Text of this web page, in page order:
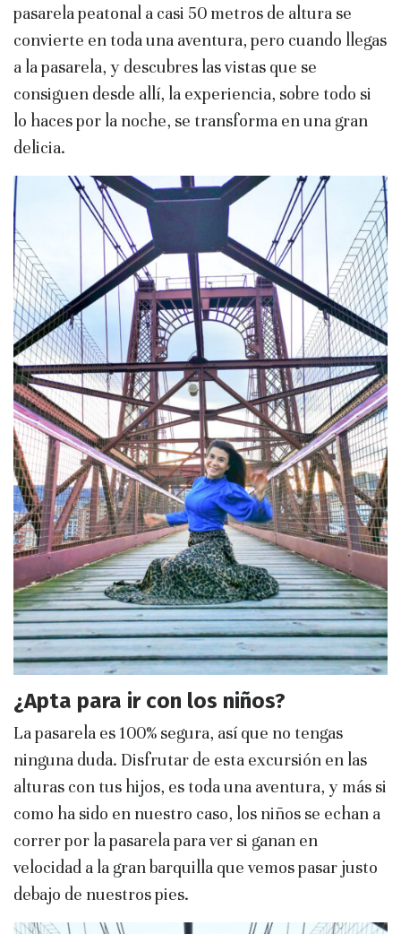
pasarela peatonal a casi 50 metros de altura se
convierte en toda una aventura, pero cuando llegas
a la pasarela, y descubres las vistas que se
consiguen desde allí, la experiencia, sobre todo si
lo haces por la noche, se transforma en una gran
delicia.
¿Apta para ir con los niños?
La pasarela es 100% segura, así que no tengas
ninguna duda. Disfrutar de esta excursión en las
alturas con tus hijos, es toda una aventura, y más si
como ha sido en nuestro caso, los niños se echan a
correr por la pasarela para ver si ganan en
velocidad a la gran barquilla que vemos pasar justo
debajo de nuestros pies.